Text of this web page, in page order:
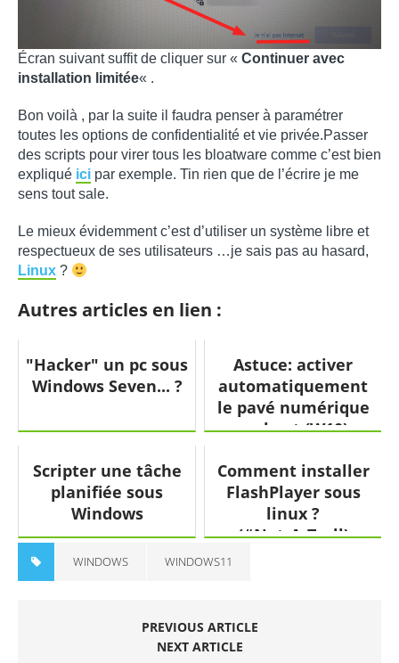
Écran suivant suffit de cliquer sur « Continuer avec
installation limitée« .
Bon voilà , par la suite il faudra penser à paramétrer
toutes les options de confidentialité et vie privée.Passer
des scripts pour virer tous les bloatware comme c’est bien
expliqué ici par exemple. Tin rien que de l’écrire je me
sens tout sale.
Le mieux évidemment c’est d’utiliser un système libre et
respectueux de ses utilisateurs …je sais pas au hasard,
Linux ?
Autres articles en lien :
"Hacker" un pc sous
Windows Seven... ?
Astuce: activer
automatiquement
le pavé numérique
au boot (W10)
Scripter une tâche
planifiée sous
Windows
Comment installer
FlashPlayer sous
linux ?
(#Not_A_Troll)
WINDOWS WINDOWS11
PREVIOUS ARTICLE
NEXT ARTICLE